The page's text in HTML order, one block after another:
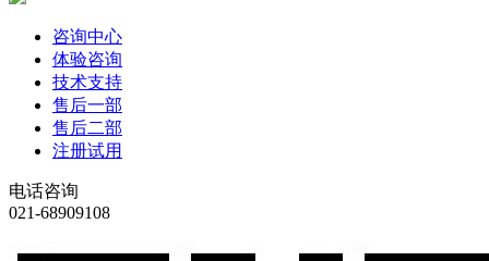
咨询中心
体验咨询
技术支持
售后一部
售后二部
注册试用
电话咨询
021-68909108